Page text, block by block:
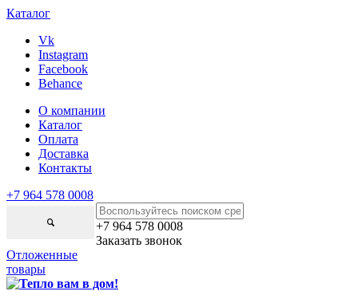
Каталог
Vk
Instagram
Facebook
Behance
О компании
Каталог
Оплата
Доставка
Контакты
+7 964 578 0008
+7 964 578 0008
Заказать звонок
Отложенные
товары